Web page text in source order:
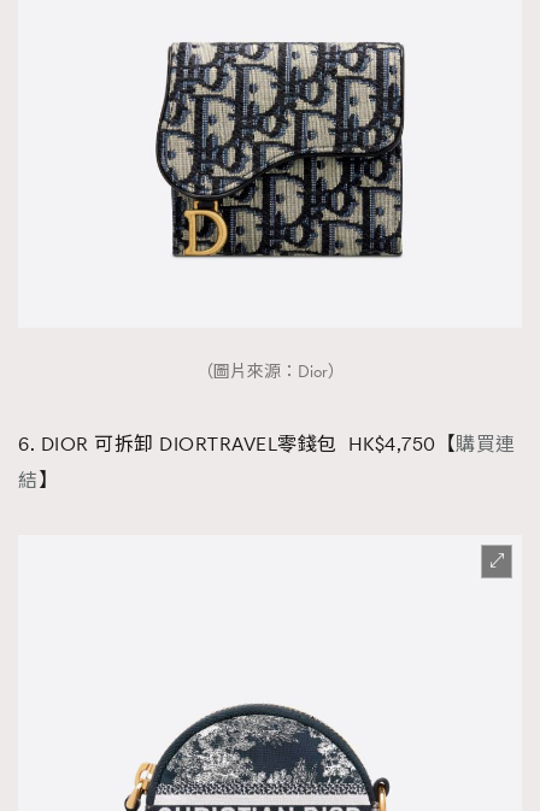
（圖片來源：Dior）
6. DIOR 可拆卸 DIORTRAVEL零錢包 HK$4,750【購買連
結】